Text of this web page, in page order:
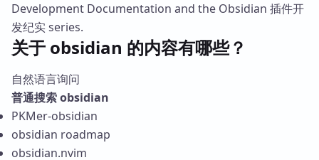
Development Documentation and the Obsidian 插件开
发纪实 series.
关于 obsidian 的内容有哪些？
自然语言询问
普通搜索 obsidian
PKMer-obsidian
obsidian roadmap
obsidian.nvim